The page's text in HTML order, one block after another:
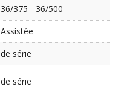
36/375 - 36/500
Assistée
de série
de série